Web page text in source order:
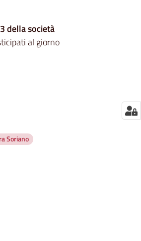
della società
al giorno
Soriano